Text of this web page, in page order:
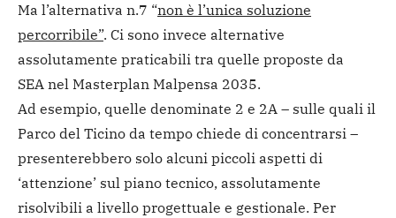
Ma l’alternativa n.7 “non è l’unica soluzione
percorribile”. Ci sono invece alternative
assolutamente praticabili tra quelle proposte da
SEA nel Masterplan Malpensa 2035.
Ad esempio, quelle denominate 2 e 2A – sulle quali il
Parco del Ticino da tempo chiede di concentrarsi –
presenterebbero solo alcuni piccoli aspetti di
‘attenzione’ sul piano tecnico, assolutamente
risolvibili a livello progettuale e gestionale. Per